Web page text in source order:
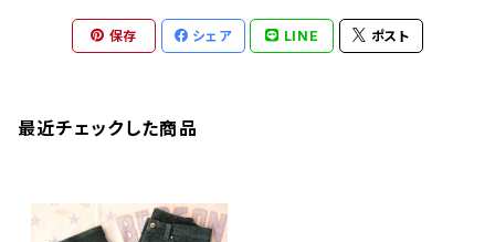
保存 シェア LINE ポスト
最近チェックした商品